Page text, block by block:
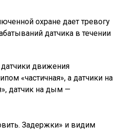
охране дает тревогу
датчика в течении
движения
«частичная», а датчики на
датчик на дым —
Задержки» и видим